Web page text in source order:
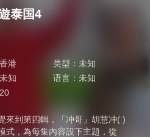
泰国4
香港 类型： 未知
未知 语言： 未知
20
來到第四輯，「冲哥」胡慧冲( )
式，為每集內容設下主題，從